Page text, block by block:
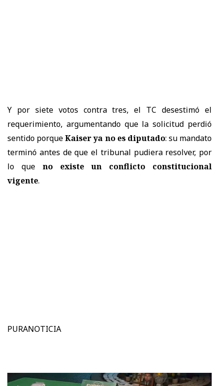
Y por siete votos contra tres, el TC desestimó el
requerimiento, argumentando que la solicitud perdió
sentido porqueKaiser ya no es diputado: su mandato
terminó antes de que el tribunal pudiera resolver, por
lo que no existe un conflicto constitucional
vigente.
PURANOTICIA